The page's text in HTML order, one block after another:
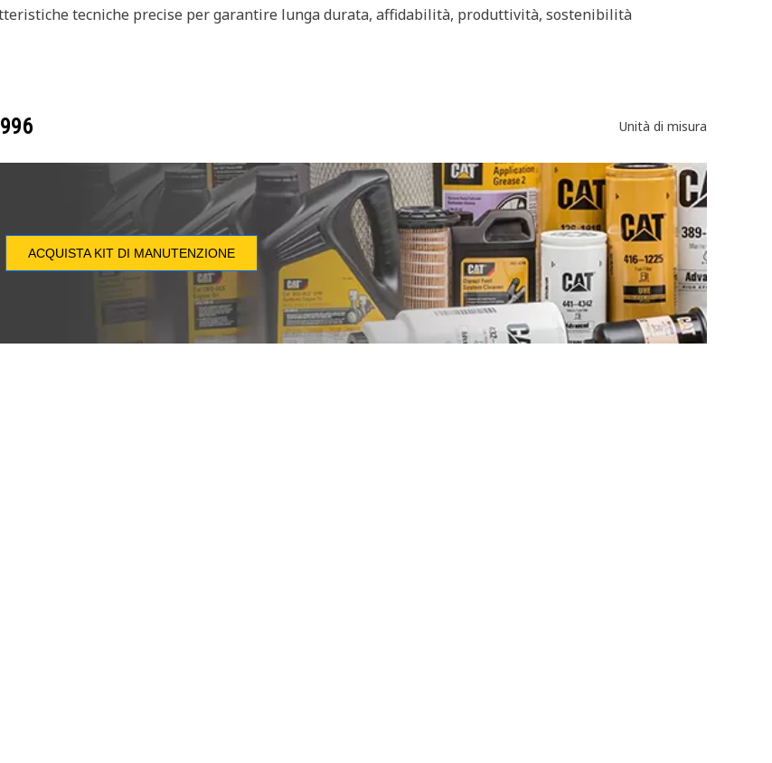
tecniche precise per garantire lunga durata, affidabilità, produttività, sostenibilità
Unità di misura
ACQUISTA KIT DI MANUTENZIONE